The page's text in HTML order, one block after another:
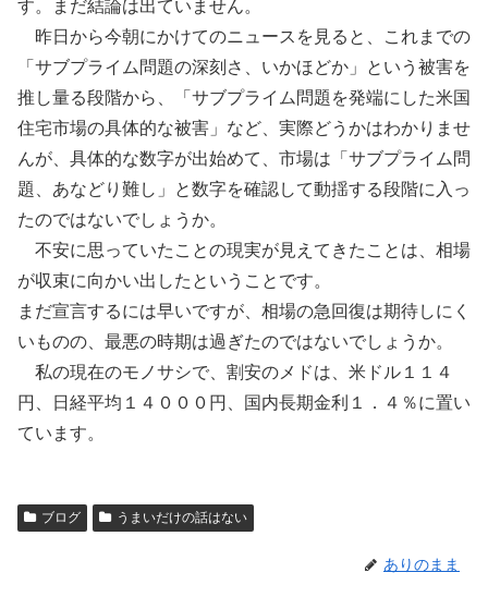
す。まだ結論は出ていません。
昨日から今朝にかけてのニュースを見ると、これまでの
「サブプライム問題の深刻さ、いかほどか」という被害を
推し量る段階から、「サブプライム問題を発端にした米国
住宅市場の具体的な被害」など、実際どうかはわかりませ
んが、具体的な数字が出始めて、市場は「サブプライム問
題、あなどり難し」と数字を確認して動揺する段階に入っ
たのではないでしょうか。
不安に思っていたことの現実が見えてきたことは、相場
が収束に向かい出したということです。
まだ宣言するには早いですが、相場の急回復は期待しにく
いものの、最悪の時期は過ぎたのではないでしょうか。
私の現在のモノサシで、割安のメドは、米ドル１１４
円、日経平均１４０００円、国内長期金利１．４％に置い
ています。
ブログ うまいだけの話はない
ありのまま